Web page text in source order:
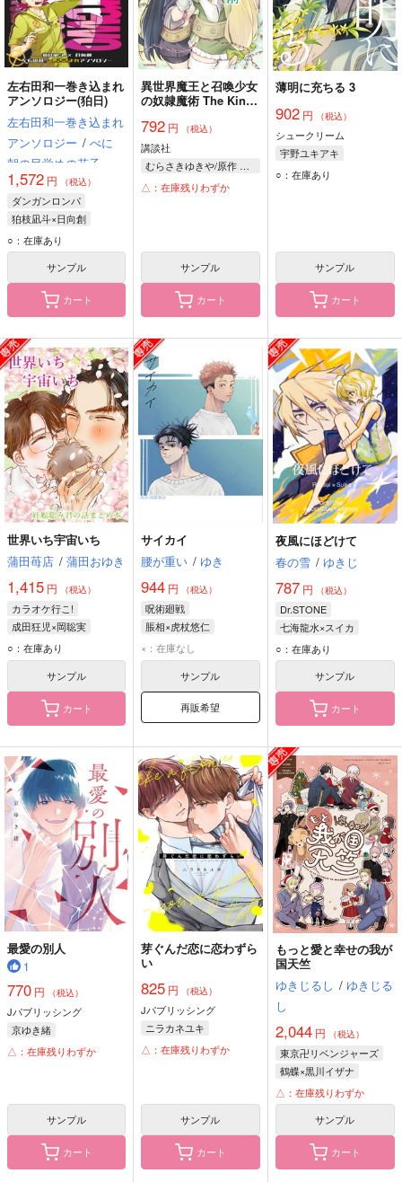
左右田和一巻き込まれ
アンソロジー(狛日)
左右田和一巻き込まれ
アンソロジー / べに
朝の目覚めの花子
ーちょ ゆき
1,572 円 （税込）
ダンガンロンパ
狛枝凪斗×日向創
左右田和一
日向創
○：在庫あり
サンプル
カート
異世界魔王と召喚少女
の奴隷魔術 The King
World Story 30
792 円 （税込）
講談社
むらさきゆきや/原作 福田直叶/漫画 鶴崎貴大/キャラクター原案
△：在庫残りわずか
サンプル
カート
薄明に充ちる 3
902円 （税込）
シュークリーム
宇野ユキアキ
○：在庫あり
サンプル
カート
世界いち宇宙いち
蒲田苺店 / 蒲田おゆき
1,415 円 （税込）
カラオケ行こ!
成田狂児×岡聡実
成田狂児
○：在庫あり
サンプル
カート
サイカイ
腰が重い / ゆき
944 円 （税込）
呪術廻戦
脹相×虎杖悠仁
×：在庫なし
サンプル
再販希望
夜風にほどけて
春の雪 / ゆきじ
787円 （税込）
Dr.STONE
七海龍水×スイカ
七海龍水
○：在庫あり
サンプル
カート
最愛の別人
1
770 円 （税込）
Jパブリッシング
京ゆき緒
△：在庫残りわずか
サンプル
カート
芽ぐんだ恋に恋わずら
い
825 円 （税込）
Jパブリッシング
ニラカネユキ
△：在庫残りわずか
サンプル
カート
もっと愛と幸せの我が
国天竺
ゆきじるし / ゆきじる
し
2,044円 （税込）
東京卍リベンジャーズ
鶴蝶×黒川イザナ
黒川イザナ
鶴蝶
灰谷蘭
△：在庫残りわずか
サンプル
カート